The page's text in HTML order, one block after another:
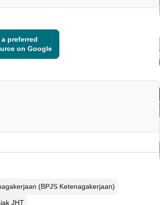
preferred
on Google
(BPJS Ketenagakerjaan)
JHT